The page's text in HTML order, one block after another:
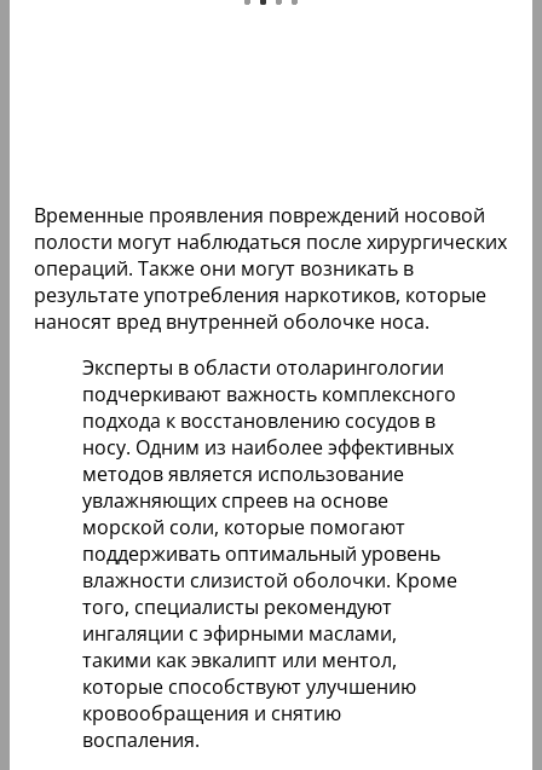
Временные проявления повреждений носовой
полости могут наблюдаться после хирургических
операций. Также они могут возникать в
результате употребления наркотиков, которые
наносят вред внутренней оболочке носа.
Эксперты в области отоларингологии
подчеркивают важность комплексного
подхода к восстановлению сосудов в
носу. Одним из наиболее эффективных
методов является использование
увлажняющих спреев на основе
морской соли, которые помогают
поддерживать оптимальный уровень
влажности слизистой оболочки. Кроме
того, специалисты рекомендуют
ингаляции с эфирными маслами,
такими как эвкалипт или ментол,
которые способствуют улучшению
кровообращения и снятию
воспаления.